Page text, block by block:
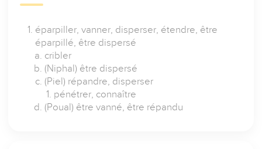
éparpiller, vanner, disperser, étendre, être
éparpillé, être dispersé
cribler
(Niphal) être dispersé
(Piel) répandre, disperser
pénétrer, connaître
(Poual) être vanné, être répandu